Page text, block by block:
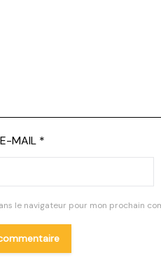
E-MAIL *
le navigateur pour mon prochain